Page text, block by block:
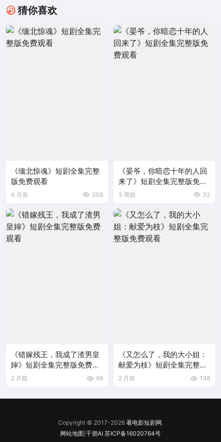
猜你喜欢
《缅北惊魂》短剧全集完整
版免费观看
4 月前 306
《晏爷，你暗恋十年的人回
来了》短剧全集完整版免费
观看
3 周前 32
《错嫁残王，我成了渣男皇
婶》短剧全集完整版免费观
看
2 月前 68
《又怎么了，我的大小姐：
献爱为枝》短剧全集完整版
免费观看
2 月前 138
Copyright © 2017-2026 看电影短剧网.
网站地图 千朋AI 苏ICP备16020764号